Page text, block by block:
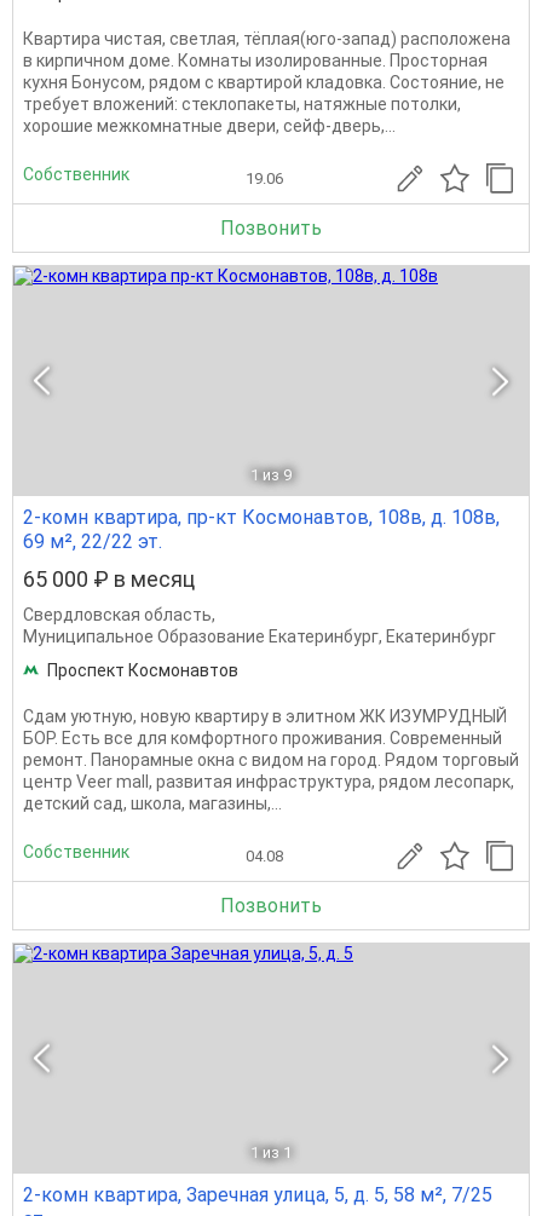
Квартира чистая, светлая, тёплая(юго-запад) расположена
в кирпичном доме. Комнаты изолированные. Просторная
кухня Бонусом, рядом с квартирой кладовка. Состояние, не
требует вложений: стеклопакеты, натяжные потолки,
хорошие межкомнатные двери, сейф-дверь,...
Собственник 19.06
Позвонить
1 из 9
2-комн квартира, пр-кт Космонавтов, 108в, д. 108в,
69 м², 22/22 эт.
65 000 ₽ в месяц
Свердловская область,
Муниципальное Образование Екатеринбург, Екатеринбург
Проспект Космонавтов
Сдам уютную, новую квартиру в элитном ЖК ИЗУМРУДНЫЙ
БОР. Есть все для комфортного проживания. Современный
ремонт. Панорамные окна с видом на город. Рядом торговый
центр Veer mall, развитая инфраструктура, рядом лесопарк,
детский сад, школа, магазины,...
Собственник 04.08
Позвонить
1 из 1
2-комн квартира, Заречная улица, 5, д. 5, 58 м², 7/25